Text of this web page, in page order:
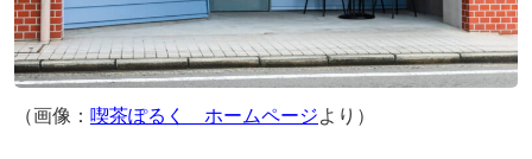
（画像： 喫茶ぽるく ホームページより）